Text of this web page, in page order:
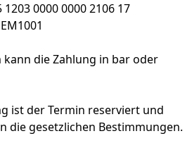
1203 0000 0000 2106 17
kann die Zahlung in bar oder
ist der Termin reserviert und
die gesetzlichen Bestimmungen.